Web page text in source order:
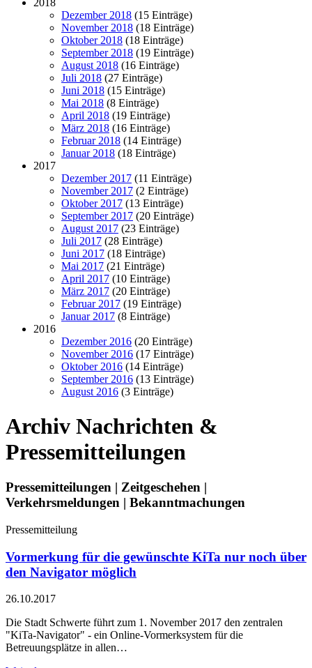
2018
Dezember 2018 (15 Einträge)
November 2018 (18 Einträge)
Oktober 2018 (18 Einträge)
September 2018 (19 Einträge)
August 2018 (16 Einträge)
Juli 2018 (27 Einträge)
Juni 2018 (15 Einträge)
Mai 2018 (8 Einträge)
April 2018 (19 Einträge)
März 2018 (16 Einträge)
Februar 2018 (14 Einträge)
Januar 2018 (18 Einträge)
2017
Dezember 2017 (11 Einträge)
November 2017 (2 Einträge)
Oktober 2017 (13 Einträge)
September 2017 (20 Einträge)
August 2017 (23 Einträge)
Juli 2017 (28 Einträge)
Juni 2017 (18 Einträge)
Mai 2017 (21 Einträge)
April 2017 (10 Einträge)
März 2017 (20 Einträge)
Februar 2017 (19 Einträge)
Januar 2017 (8 Einträge)
2016
Dezember 2016 (20 Einträge)
November 2016 (17 Einträge)
Oktober 2016 (14 Einträge)
September 2016 (13 Einträge)
August 2016 (3 Einträge)
Archiv Nachrichten &
Pressemitteilungen
Pressemitteilungen | Zeitgeschehen |
Verkehrsmeldungen | Bekanntmachungen
Pressemitteilung
Vormerkung für die gewünschte KiTa nur noch über
den Navigator möglich
26.10.2017
Die Stadt Schwerte führt zum 1. November 2017 den zentralen
"KiTa-Navigator" - ein Online-Vormerksystem für die
Betreuungsplätze in allen…